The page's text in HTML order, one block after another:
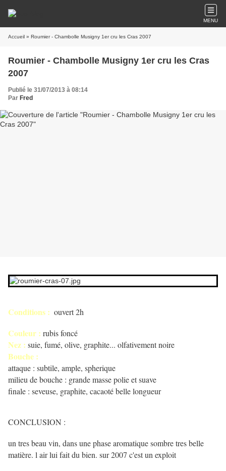
MENU
Accueil » Roumier - Chambolle Musigny 1er cru les Cras 2007
Roumier - Chambolle Musigny 1er cru les Cras
2007
Publié le 31/07/2013 à 08:14
Par Fred
Conditions : ouvert 2h
Couleur : rubis foncé
Nez : suie, fumé, olive, graphite... olfativement noire
Bouche :
attaque : subtile, ample, spherique
milieu de bouche : grande masse polie et suave
finale : seveuse, graphite, cacaoté belle longueur
CONCLUSION :
un tres beau vin, dans une phase aromatique sombre tres belle
matière. l air lui fait du bien. sur 2007 c'est un exploit